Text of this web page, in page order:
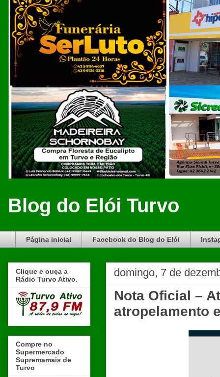
Blog do Elói Turvo
Página inicial Facebook do Blog do Elói
domingo, 7 de
Nota Oficial –
atropelamento
Clique e ouça a
Rádio Turvo Ativo.
Compre no
Supermercado
Supremamais de
Turvo